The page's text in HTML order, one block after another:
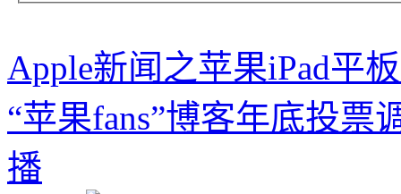
Apple新闻之苹果iPad平
“苹果fans”博客年底投票
播